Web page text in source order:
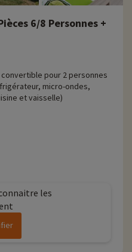
6/8 Personnes +
pour 2 personnes
micro-ondes,
et vaisselle)
les